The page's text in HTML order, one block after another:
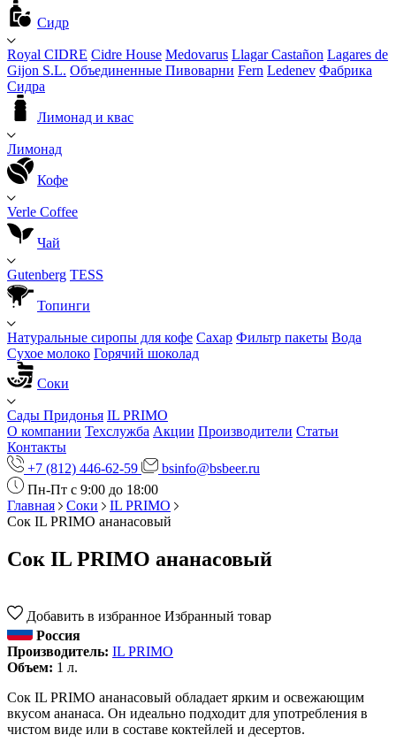
Сидр
Royal CIDRE Cidre House Medovarus Llagar Castañon Lagares de
Gijon S.L. Объединенные Пивоварни Fern Ledenev Фабрика
Сидра
Лимонад и квас
Лимонад
Кофе
Verle Coffee
Чай
Gutenberg TESS
Топинги
Натуральные сиропы для кофе Сахар Фильтр пакеты Вода
Сухое молоко Горячий шоколад
Соки
Сады Придонья IL PRIMO
О компании Техслужба Акции Производители Статьи
Контакты
+7 (812) 446-62-59
bsinfo@bsbeer.ru
Пн-Пт с 9:00 до 18:00
Главная
Соки
IL PRIMO
Сок IL PRIMO ананасовый
Сок IL PRIMO ананасовый
Добавить в избранное Избранный товар
Россия
Производитель: IL PRIMO
Объем: 1 л.
Сок IL PRIMO ананасовый обладает ярким и освежающим
вкусом ананаса. Он идеально подходит для употребления в
чистом виде или в составе коктейлей и десертов.